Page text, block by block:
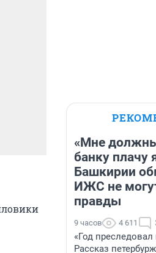
«Мне
банку плачу
Башкирии
ИЖС не
правды
9 часов 4 611
«Год
Рассказ